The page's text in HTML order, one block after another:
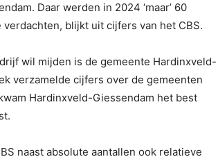
Daar werden in 2024 ‘maar’ 60
blijkt uit cijfers van het CBS.
wil mijden is de gemeente Hardinxveld-
verzamelde cijfers over de gemeenten
Hardinxveld-Giessendam het best
naast absolute aantallen ook relatieve